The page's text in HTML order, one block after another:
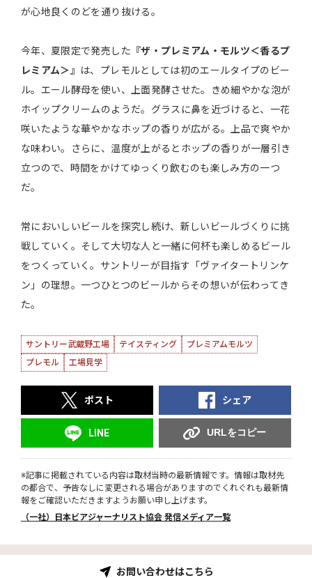
が心地良くのどを通り抜ける。
今年、夏限定で発売した 『ザ・プレミアム・モルツ＜香るプ
レミアム＞』
は、プレモルとしては初のエールタイプのビー
ル。エール酵母を使い、上面発酵させた。きめ細やかな泡が
ホイップクリームのようだ。グラスに鼻を近づけると、一花
咲いたような華やかなホップの香りが広がる。上品で爽やか
な味わい。さらに、温度が上がるとホップの香りが一層引き
立つので、時間をかけてゆっくり飲むのも楽しみ方の一つ
だ。
常においしいビールを探究し続け、新しいビールづくりに挑
戦していく。そして大切な人と一緒に何杯も楽しめるビール
をつくっていく。サントリーが目指す「ヴァイタートリンケ
ン」の理想。一つひとつのビールからその想いが伝わってき
た。
サントリー武蔵野工場 テイスティング
プレミアムモルツ
プレモル
工場見学
ポスト シェア
LINE URLをコピー
※記事に掲載されている内容は取材当時の最新情報です。情報は取材先
の都合で、予告なしに変更される場合がありますのでくれぐれも最新情
報をご確認いただきますようお願い申し上げます。
（一社）日本ビアジャーナリスト協会 発信メディア一覧
お問い合わせはこちら